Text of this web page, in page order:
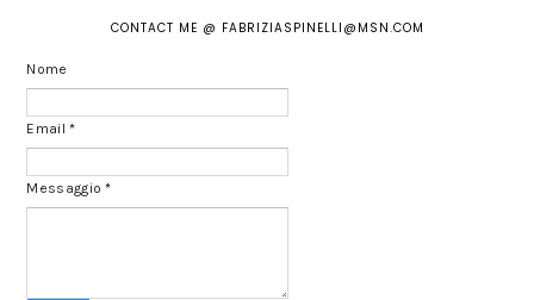
CONTACT ME @ FABRIZIASPINELLI@MSN.COM
Nome
Email*
Messaggio*